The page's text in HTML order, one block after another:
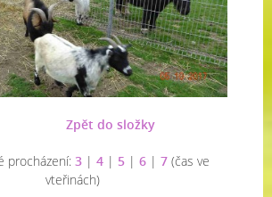
Zpět do složky
procházení: 3 | 4 | 5 | 6 | 7 (čas ve
vteřinách)